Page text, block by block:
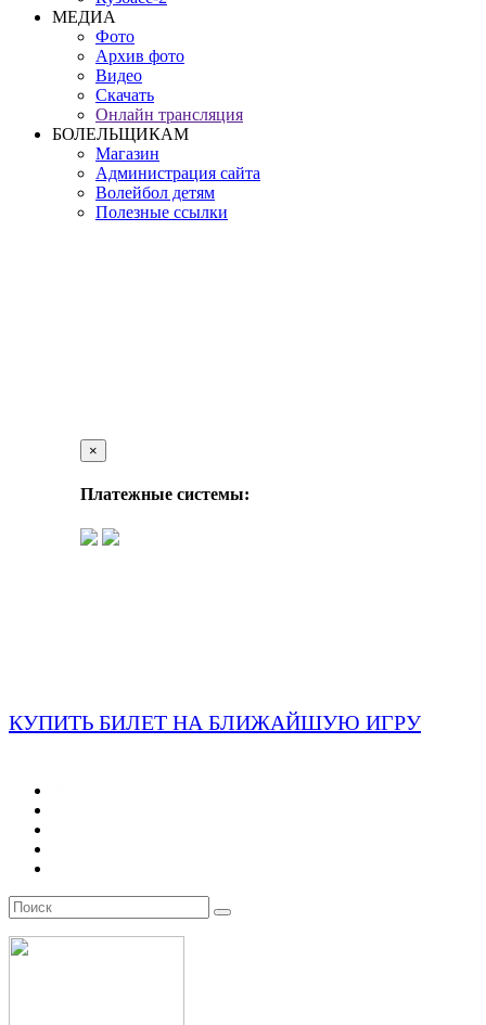
МЕДИА
Фото
Архив фото
Видео
Скачать
Онлайн трансляция
БОЛЕЛЬЩИКАМ
Магазин
Администрация сайта
Волейбол детям
Полезные ссылки
×
Платежные системы:
КУПИТЬ БИЛЕТ НА БЛИЖАЙШУЮ ИГРУ